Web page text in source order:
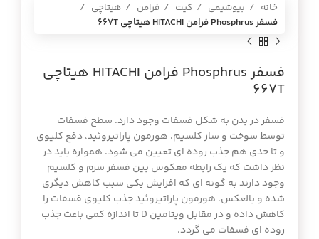
خانه بیوشیمی کیت فرامن
هیتاچی
فسفر Phosphrus فرامن HITACHI هيتاچي 667T
فسفر Phosphrus فرامن HITACHI هيتاچي
667T
فسفر در بدن به شکل فسفات وجود دارد. سطح فسفات
توسط سوخت و ساز کلسیم، هورمون پاراتیروئید، دفع کلیوی
و تا حدی هم جذب روده ای تعیین می شود. همواره باید در
نظر داشت که یک رابطه معکوس بین فسفر سرم و کلسیم
وجود دارند به گونه ای که افزایش یکی سبب کاهش دیگری
شده و بالعکس. هورمون پاراتیروئید جذب کلیوی فسفات را
کاهش داده و در مقابل ویتامین D تا اندازه کمی باعث جذب
روده ای فسفات می گردد.